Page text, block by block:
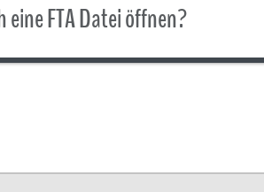
FTA Datei öffnen?